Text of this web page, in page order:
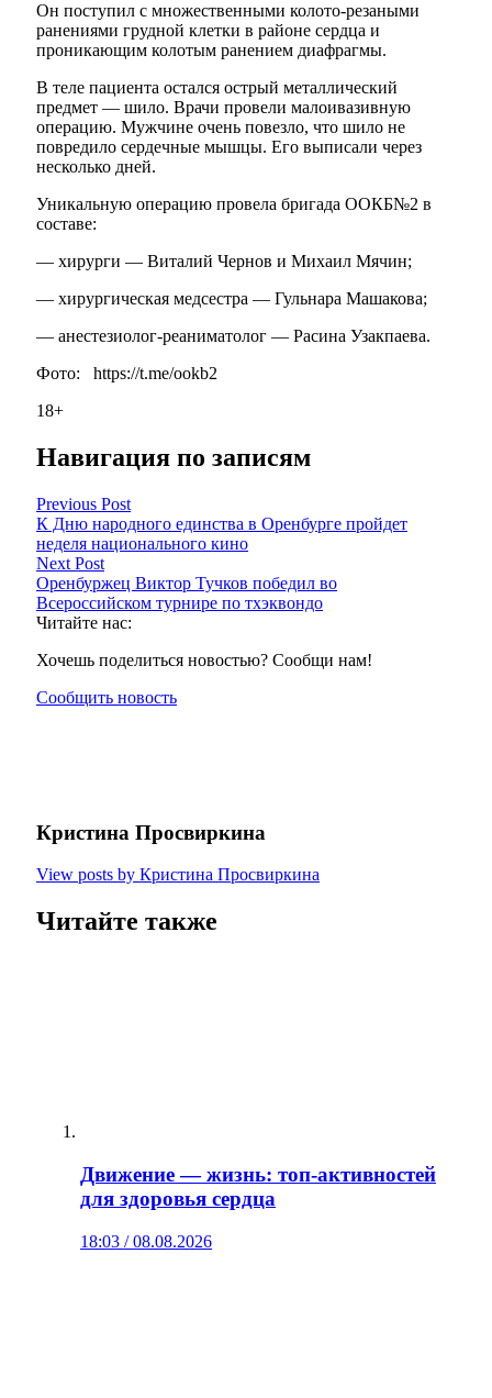
Он поступил с множественными колото-резаными
ранениями грудной клетки в районе сердца и
проникающим колотым ранением диафрагмы.
В теле пациента остался острый металлический
предмет — шило. Врачи провели малоивазивную
операцию. Мужчине очень повезло, что шило не
повредило сердечные мышцы. Его выписали через
несколько дней.
Уникальную операцию провела бригада ООКБ№2 в
составе:
— хирурги — Виталий Чернов и Михаил Мячин;
— хирургическая медсестра — Гульнара Машакова;
— анестезиолог-реаниматолог — Расина Узакпаева.
Фото: https://t.me/ookb2
18+
Навигация по записям
Previous Post
К Дню народного единства в Оренбурге пройдет
неделя национального кино
Next Post
Оренбуржец Виктор Тучков победил во
Всероссийском турнире по тхэквондо
Читайте нас:
Хочешь поделиться новостью? Сообщи нам!
Сообщить новость
Кристина Просвиркина
View posts by Кристина Просвиркина
Читайте также
Движение — жизнь: топ‑активностей
для здоровья сердца
18:03 / 08.08.2026